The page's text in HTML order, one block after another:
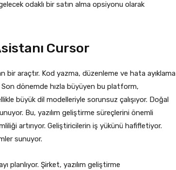
odaklı bir satın alma opsiyonu olarak
Cursor
bir araçtır. Kod yazma, düzenleme ve hata ayıklama
dönemde hızla büyüyen bu platform,
büyük dil modelleriyle sorunsuz çalışıyor. Doğal
Bu, yazılım geliştirme süreçlerini önemli
artırıyor. Geliştiricilerin iş yükünü hafifletiyor.
sunuyor.
planlıyor. Şirket, yazılım geliştirme